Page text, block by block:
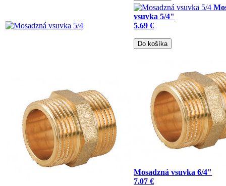
vsuvka 5/4"
5.69 €
Do košíka
Mosadzná vsuvka 6/4"
7.07 €